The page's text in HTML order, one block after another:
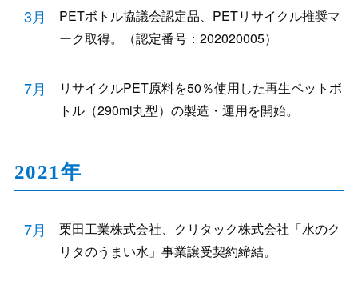
3月
PETボトル協議会認定品、PETリサイクル推奨マ
ーク取得。（認定番号：202020005）
7月
リサイクルPET原料を50％使用した再生ペットボ
トル（290ml丸型）の製造・運用を開始。
2021年
7月
栗田工業株式会社、クリタック株式会社「水のク
リタのうまい水」事業譲受契約締結。